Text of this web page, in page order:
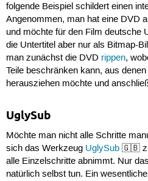
folgende Beispiel schildert einen
Angenommen, man hat eine DVD
und möchte für den Film deutsche
die Untertitel aber nur als Bitmap-
man zunächst die DVD rippen,
Teile beschränken kann, aus
herausziehen möchte und
UglySub
Möchte man nicht alle Schritte
sich das Werkzeug UglySub🇬🇧 zu
alle Einzelschritte abnimmt. Nur
natürlich selbst tun. Ein